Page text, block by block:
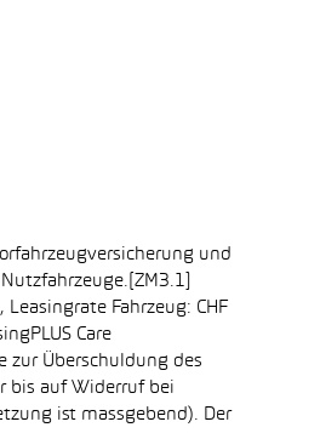
und
Fahrzeug: CHF
Care
zur Überschuldung des
bis auf Widerruf bei
ist massgebend). Der